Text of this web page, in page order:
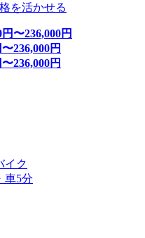
を活かせる
円〜236,000円
〜236,000円
〜236,000円
イク
車5分